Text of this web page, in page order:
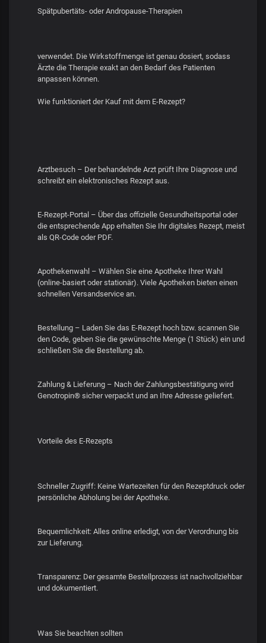
Spätpubertäts- oder Andropause-Therapien
verwendet. Die Wirkstoffmenge ist genau dosiert, sodass
Ärzte die Therapie exakt an den Bedarf des Patienten
anpassen können.
Wie funktioniert der Kauf mit dem E-Rezept?
Arztbesuch – Der behandelnde Arzt prüft Ihre Diagnose und
schreibt ein elektronisches Rezept aus.
E-Rezept-Portal – Über das offizielle Gesundheitsportal oder
die entsprechende App erhalten Sie Ihr digitales Rezept, meist
als QR-Code oder PDF.
Apothekenwahl – Wählen Sie eine Apotheke Ihrer Wahl
(online-basiert oder stationär). Viele Apotheken bieten einen
schnellen Versandservice an.
Bestellung – Laden Sie das E-Rezept hoch bzw. scannen Sie
den Code, geben Sie die gewünschte Menge (1 Stück) ein und
schließen Sie die Bestellung ab.
Zahlung & Lieferung – Nach der Zahlungsbestätigung wird
Genotropin® sicher verpackt und an Ihre Adresse geliefert.
Vorteile des E-Rezepts
Schneller Zugriff: Keine Wartezeiten für den Rezeptdruck oder
persönliche Abholung bei der Apotheke.
Bequemlichkeit: Alles online erledigt, von der Verordnung bis
zur Lieferung.
Transparenz: Der gesamte Bestellprozess ist nachvollziehbar
und dokumentiert.
Was Sie beachten sollten